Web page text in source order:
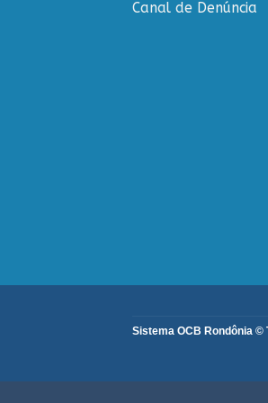
Canal de Denúncia
Sistema OCB Rondônia ©